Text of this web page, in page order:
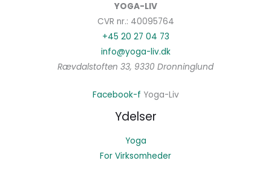
YOGA-LIV
CVR nr.: 40095764
+45 20 27 04 73
info@yoga-liv.dk
Rævdalstoften 33, 9330 Dronninglund
Facebook-f Yoga-Liv
Ydelser
Yoga
For Virksomheder